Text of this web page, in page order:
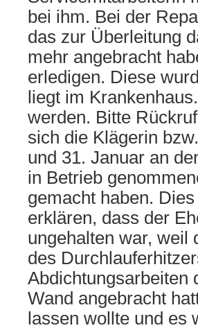
bei ihm. Bei der
das zur Überleitung
mehr angebracht
erledigen. Diese
liegt im
werden. Bitte
sich die Klägerin
und 31. Januar an
in Betrieb
gemacht haben.
erklären, dass der
ungehalten war, weil
des
Abdichtungsarbeiten
Wand angebracht
lassen wollte und es